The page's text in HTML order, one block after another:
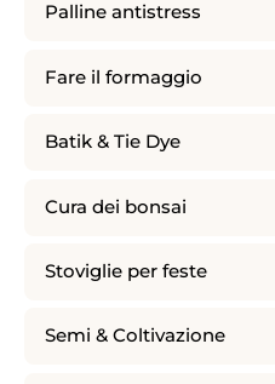
Palline antistress
Fare il formaggio
Batik & Tie Dye
Cura dei bonsai
Stoviglie per feste
Semi & Coltivazione